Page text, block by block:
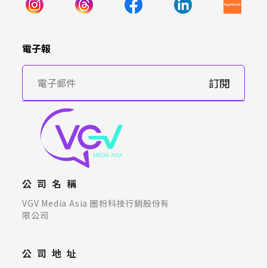
電子報
訂閱
公司名稱
VGV Media Asia 圈粉科技行銷股份有
限公司
公司地址